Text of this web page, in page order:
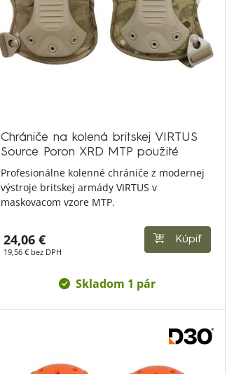
Chrániče na kolená britskej VIRTUS
Source Poron XRD MTP použité
Profesionálne kolenné chrániče z modernej
výstroje britskej armády VIRTUS v
maskovacom vzore MTP.
24,06 €
19,56 € bez DPH
Kúpiť
Skladom 1 pár